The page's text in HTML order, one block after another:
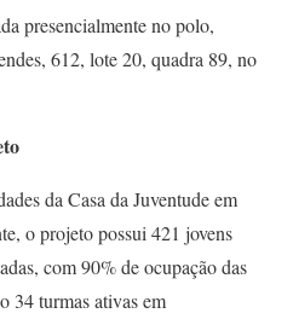
presencialmente no polo,
612, lote 20, quadra 89, no
da Casa da Juventude em
o projeto possui 421 jovens
com 90% de ocupação das
34 turmas ativas em